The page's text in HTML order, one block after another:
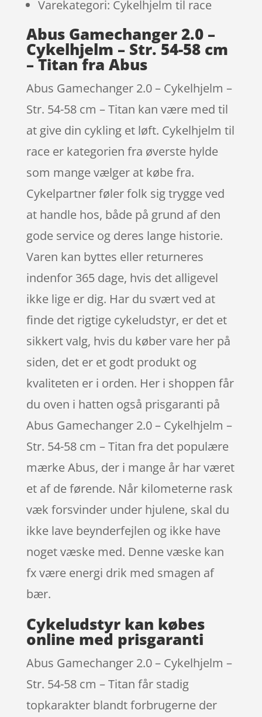
Varekategori: Cykelhjelm til race
Abus Gamechanger 2.0 –
Cykelhjelm – Str. 54-58 cm
– Titan fra Abus
Abus Gamechanger 2.0 – Cykelhjelm –
Str. 54-58 cm – Titan kan være med til
at give din cykling et løft. Cykelhjelm til
race er kategorien fra øverste hylde
som mange vælger at købe fra.
Cykelpartner føler folk sig trygge ved
at handle hos, både på grund af den
gode service og deres lange historie.
Varen kan byttes eller returneres
indenfor 365 dage, hvis det alligevel
ikke lige er dig. Har du svært ved at
finde det rigtige cykeludstyr, er det et
sikkert valg, hvis du køber vare her på
siden, det er et godt produkt og
kvaliteten er i orden. Her i shoppen får
du oven i hatten også prisgaranti på
Abus Gamechanger 2.0 – Cykelhjelm –
Str. 54-58 cm – Titan fra det populære
mærke Abus, der i mange år har været
et af de førende. Når kilometerne rask
væk forsvinder under hjulene, skal du
ikke lave beynderfejlen og ikke have
noget væske med. Denne væske kan
fx være energi drik med smagen af
bær.
Cykeludstyr kan købes
online med prisgaranti
Abus Gamechanger 2.0 – Cykelhjelm –
Str. 54-58 cm – Titan får stadig
topkarakter blandt forbrugerne der